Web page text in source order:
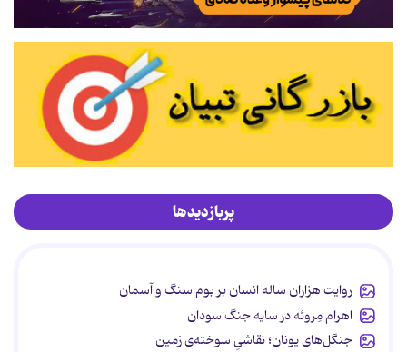
پربازدیدها
روایت هزاران ساله انسان بر بوم سنگ و آسمان
اهرام مِروئه در سایه جنگ سودان
جنگل‌های یونان؛ نقاشیِ سوخته‌ی زمین